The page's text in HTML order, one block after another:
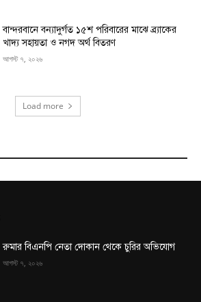
বান্দরবানে বন্যাদুর্গত ১৫শ পরিবারের মাঝে ব্র্যাকের
খাদ্য সহায়তা ও নগদ অর্থ বিতরণ
আগস্ট ৭, ২০২৬
Load more
রুমার বিএনপি নেতা দোকান থেকে চুরির অভিযোগ
আগস্ট ৭, ২০২৬